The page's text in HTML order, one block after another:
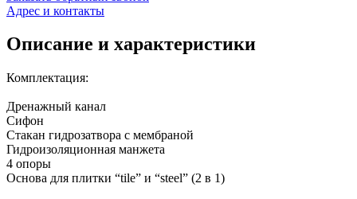
Адрес и контакты
Описание и характеристики
Комплектация:
Дренажный канал
Сифон
Стакан гидрозатвора с мембраной
Гидроизоляционная манжета
4 опоры
Основа для плитки “tile” и “steel” (2 в 1)